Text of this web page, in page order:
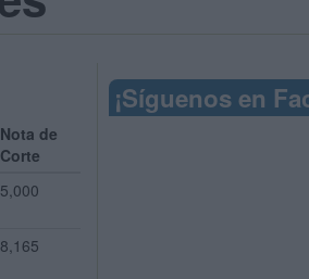
Nota de
Corte
5,000
8,165
¡Síguenos en